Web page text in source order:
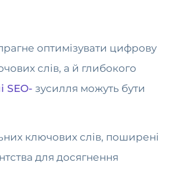
оптимізувати цифрову
слів, а й глибокого
SEO- зусилля можуть бути
ключових слів, поширені
для досягнення